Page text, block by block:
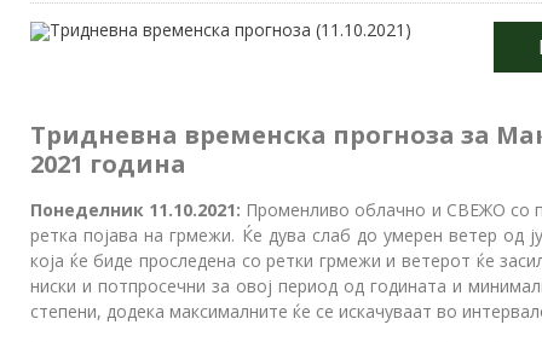
Тридневна временска прогноза за
2021 година
Понеделник 11.10.2021: Променливо облачно и СВЕЖО со
ретка појава на грмежи. Ќе дува слаб до умерен ветер од
која ќе биде проследена со ретки грмежи и ветерот ќе
ниски и потпросечни за овој период од годината и
степени, додека максималните ќе се искачуваат во